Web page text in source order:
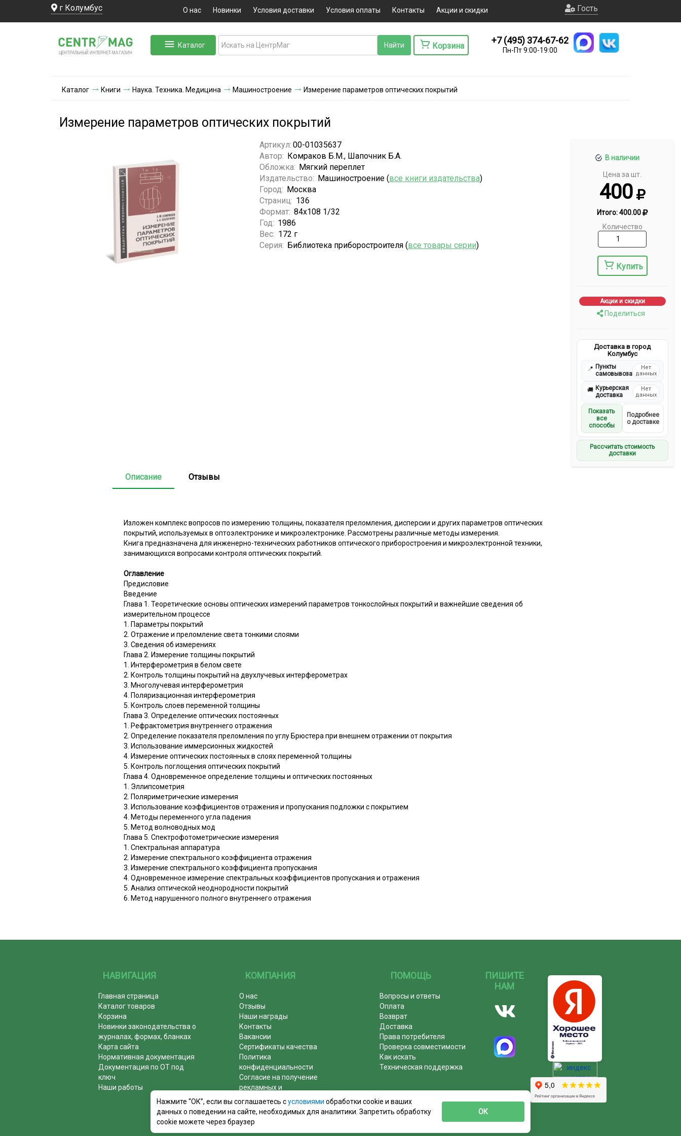
г Колумбус О нас Новинки Условия доставки Условия оплаты Контакты Акции и скидки Гость
ЦЕНТРАЛЬНЫЙ ИНТЕРНЕТ-МА ГАЗИН
Каталог Корзина
+7 (495) 374-67-62
Пн-Пт 9:00-19:00
Каталог Книги Наука. Техника. Медицина Машиностроение Измерение параметров оптических покрытий
Измерение параметров оптических покрытий
В наличии
Цена за шт.
400
Итого:400.00
Количество
Купить
Акции и скидки
Поделиться
Доставка в город
Колумбус
📍 Пункты
самовывоза
Нет
данных
🚚 Курьерская
доставка
Нет
данных
Показать
все
способы
Подробнее
о доставке
Рассчитать стоимость
доставки
Артикул: 00-01035637
Автор: Комраков Б.М., Шапочник Б.А.
Обложка: Мягкий переплет
Издательство: Машиностроение (все книги издательства)
Город: Москва
Страниц: 136
Формат: 84х108 1/32
Год: 1986
Вес: 172 г
Серия: Библиотека приборостроителя (все товары серии)
Описание Отзывы
Изложен комплекс вопросов по измерению толщины, показателя преломления, дисперсии и других параметров оптических
покрытий, используемых в оптоэлектронике и микроэлектронике. Рассмотрены различные методы измерения.
Книга предназначена для инженерно-технических работников оптического приборостроения и микроэлектронной техники,
занимающихся вопросами контроля оптических покрытий.
Оглавление
Предисловие
Введение
Глава 1. Теоретические основы оптических измерений параметров тонкослойных покрытий и важнейшие сведения об
измерительном процессе
1. Параметры покрытий
2. Отражение и преломление света тонкими слоями
3. Сведения об измерениях
Глава 2. Измерение толщины покрытий
1. Интерферометрия в белом свете
2. Контроль толщины покрытий на двухлучевых интерферометрах
3. Многолучевая интерферометрия
4. Поляризационная интерферометрия
5. Контроль слоев переменной толщины
Глава 3. Определение оптических постоянных
1. Рефрактометрия внутреннего отражения
2. Определение показателя преломления по углу Брюстера при внешнем отражении от покрытия
3. Использование иммерсионных жидкостей
4. Измерение оптических постоянных в слоях переменной толщины
5. Контроль поглощения оптических покрытий
Глава 4. Одновременное определение толщины и оптических постоянных
1. Эллипсометрия
2. Поляриметрические измерения
3. Использование коэффициентов отражения и пропускания подложки с покрытием
4. Методы переменного угла падения
5. Метод волноводных мод
Глава 5. Спектрофотометрические измерения
1. Спектральная аппаратура
2. Измерение спектрального коэффициента отражения
3. Измерение спектрального коэффициента пропускания
4. Одновременное измерение спектральных коэффициентов пропускания и отражения
5. Анализ оптической неоднородности покрытий
6. Метод нарушенного полного внутреннего отражения
НАВИГАЦИЯ
Главная страница
Каталог товаров
Корзина
Новинки законодательства о
журналах, формах, бланках
Карта сайта
Нормативная документация
Документация по ОТ под
ключ
Наши работы
КОМПАНИЯ
О нас
Отзывы
Наши награды
Контакты
Вакансии
Сертификаты качества
Политика
конфиденциальности
Согласие на получение
рекламных и
информационных рассылок
Почему журналы покупают у
ПОМОЩЬ
Вопросы и ответы
Оплата
Возврат
Доставка
Права потребителя
Проверка совместимости
Как искать
Техническая поддержка
ПИШИТЕ
НАМ
Нажмите “ОК”, если вы соглашаетесь сусловиями обработки cookie и ваших
данных о поведении на сайте, необходимых для аналитики. Запретить обработку
cookie можете через браузер
ОК